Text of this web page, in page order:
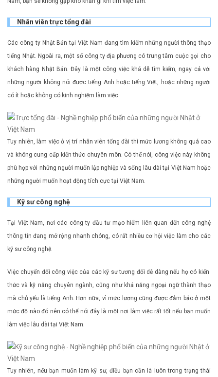
Nhân viên trực tổng đài
Các công ty Nhật Bản tại Việt Nam đang tìm kiếm những người thông thạo
tiếng Nhật. Ngoài ra, một số công ty địa phương có trung tâm cuộc gọi cho
khách hàng Nhật Bản. Đây là một công việc khá dễ tìm kiếm, ngay cả với
những người không nói được tiếng Anh hoặc tiếng Việt, hoặc những người
có ít hoặc không có kinh nghiệm làm việc.
Tuy nhiên, làm việc ở vị trí nhân viên tổng đài thì mức lương không quá cao
và không cung cấp kiến ​​thức chuyên môn. Có thể nói, công việc này không
phù hợp với những người muốn lập nghiệp và sống lâu dài tại Việt Nam hoặc
những người muốn hoạt động tích cực tại Việt Nam.
Kỹ sư công nghệ
Tại Việt Nam, nơi các công ty đầu tư mạo hiểm liên quan đến công nghệ
thông tin đang mở rộng nhanh chóng, có rất nhiều cơ hội việc làm cho các
kỹ sư công nghệ.
Việc chuyển đổi công việc của các kỹ sư tương đối dễ dàng nếu họ có kiến ​​
thức và kỹ năng chuyên ngành, cũng như khả năng ngoại ngữ thành thạo
mà chủ yếu là tiếng Anh. Hơn nữa, vì mức lương cũng được đảm bảo ở một
mức độ nào đó nên có thể nói đây là một nơi làm việc rất tốt nếu bạn muốn
làm việc lâu dài tại Việt Nam.
Tuy nhiên, nếu bạn muốn làm kỹ sư, điều bạn cần là luôn trong trạng thái